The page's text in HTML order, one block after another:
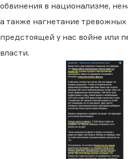
обвинения в национализме,
а также нагнетание
предстоящей у нас войне или
власти.